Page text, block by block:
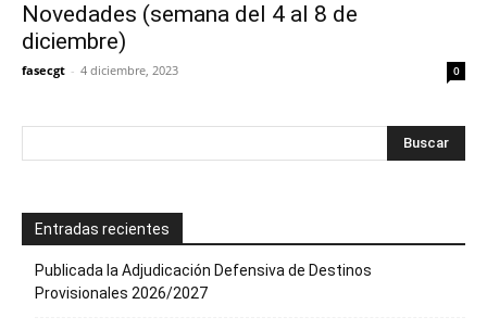
Novedades (semana del 4 al 8 de
diciembre)
fasecgt - 4 diciembre, 2023 0
Entradas recientes
Publicada la Adjudicación Defensiva de Destinos
Provisionales 2026/2027